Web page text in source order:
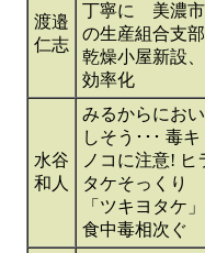
渡邉
仁志
丁寧に 美濃市
の生産組合支部
乾燥小屋新設、
効率化
水谷
和人
みるからにおい
しそう･･･ 毒キ
ノコに注意! ヒ
タケそっくり
「ツキヨタケ」
食中毒相次ぐ